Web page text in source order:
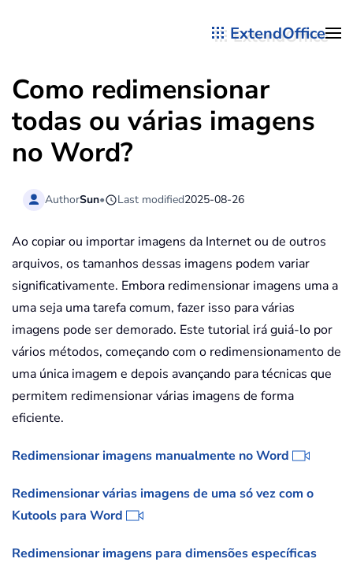
ExtendOffice
Como redimensionar
todas ou várias imagens
no Word?
AuthorSun• Last modified2025-08-26
Ao copiar ou importar imagens da Internet ou de outros
arquivos, os tamanhos dessas imagens podem variar
significativamente. Embora redimensionar imagens uma a
uma seja uma tarefa comum, fazer isso para várias
imagens pode ser demorado. Este tutorial irá guiá-lo por
vários métodos, começando com o redimensionamento de
uma única imagem e depois avançando para técnicas que
permitem redimensionar várias imagens de forma
eficiente.
Redimensionar imagens manualmente no Word
Redimensionar várias imagens de uma só vez com o
Kutools para Word
Redimensionar imagens para dimensões específicas